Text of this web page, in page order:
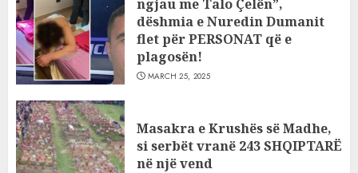
ngjau me Talo Çelën”,
dëshmia e Nuredin Dumanit
flet për PERSONAT që e
plagosën!
MARCH 25, 2025
Masakra e Krushës së Madhe,
si serbët vranë 243 SHQIPTARË
në një vend